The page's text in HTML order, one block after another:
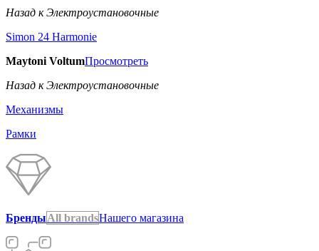
Назад к Электроустановочные
Simon 24 Harmonie
Maytoni VoltumПросмотреть
Назад к Электроустановочные
Механизмы
Рамки
БрендыAll brandsНашего магазина